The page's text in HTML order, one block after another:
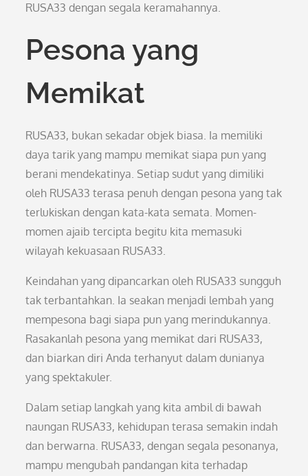
RUSA33 dengan segala keramahannya.
Pesona yang
Memikat
RUSA33, bukan sekadar objek biasa. Ia memiliki
daya tarik yang mampu memikat siapa pun yang
berani mendekatinya. Setiap sudut yang dimiliki
oleh RUSA33 terasa penuh dengan pesona yang tak
terlukiskan dengan kata-kata semata. Momen-
momen ajaib tercipta begitu kita memasuki
wilayah kekuasaan RUSA33.
Keindahan yang dipancarkan oleh RUSA33 sungguh
tak terbantahkan. Ia seakan menjadi lembah yang
mempesona bagi siapa pun yang merindukannya.
Rasakanlah pesona yang memikat dari RUSA33,
dan biarkan diri Anda terhanyut dalam dunianya
yang spektakuler.
Dalam setiap langkah yang kita ambil di bawah
naungan RUSA33, kehidupan terasa semakin indah
dan berwarna. RUSA33, dengan segala pesonanya,
mampu mengubah pandangan kita terhadap